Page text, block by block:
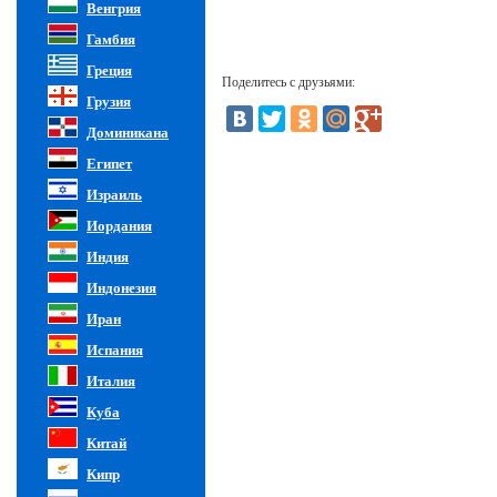
Венгрия
Гамбия
Греция
Грузия
Доминикана
Египет
Израиль
Иордания
Индия
Индонезия
Иран
Испания
Италия
Куба
Китай
Кипр
Поделитесь с друзьями: